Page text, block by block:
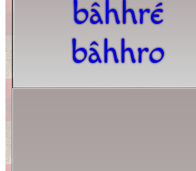
bâhhré
bâhhro